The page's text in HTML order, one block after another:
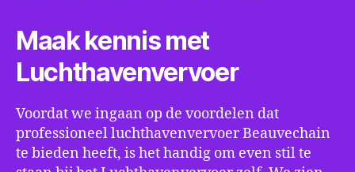
Maak kennis met
Luchthavenvervoer
Voordat we ingaan op de voordelen dat
professioneel luchthavenvervoer Beauvechain
te bieden heeft, is het handig om even stil te